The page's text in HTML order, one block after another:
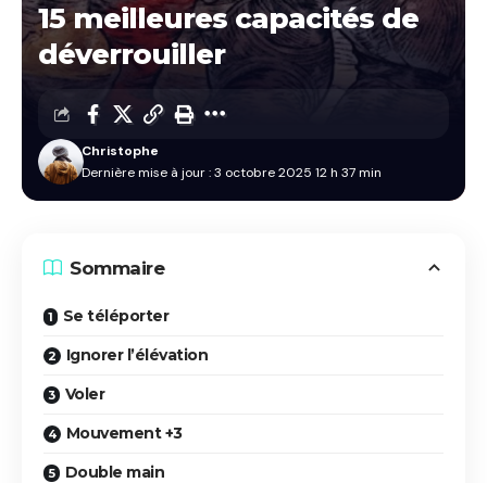
15 meilleures capacités de
déverrouiller
Dernière mise à jour : 3 octobre 2025 12 h 37 min
Christophe
Sommaire
Se téléporter
Ignorer l’élévation
Voler
Mouvement +3
Double main